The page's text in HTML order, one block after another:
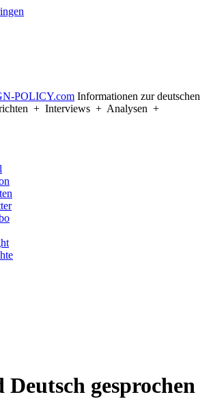
POLICY.com Informationen zur deutschen
+ Interviews + Analysen +
gesprochen